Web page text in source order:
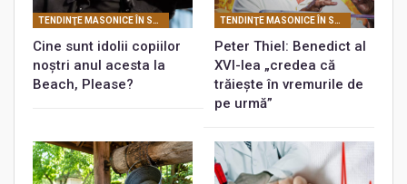
TENDINŢE MASONICE ÎN SOCIETATEA CONTEMPORANĂ
Cine sunt idolii copiilor
noștri anul acesta la
Beach, Please?
TENDINŢE MASONICE ÎN SOCIETATEA CONTEMPORANĂ
Peter Thiel: Benedict al
XVI-lea „credea că
trăiește în vremurile de
pe urmă”